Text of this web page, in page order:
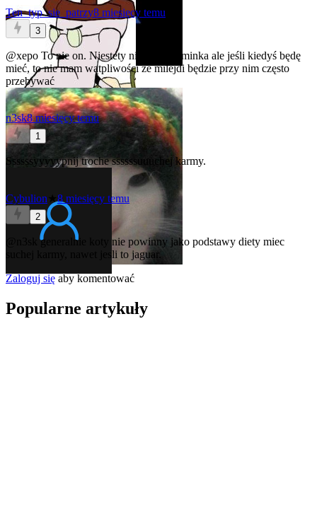
Ten_typ_sie_patrzy8 miesięcy temu
3
@xepo To nie on. Niestety nie mam kominka ale jeśli kiedyś będę
mieć, to nie mam wątpliwości że milejdi będzie przy nim często
przebywać
n3sk8 miesięcy temu
1
Ssssssyyyyypnij troche ssssssuuuchej karmy.
Cybulion ★8 miesięcy temu
2
generalnie koty nie powinny jako podstawy diety miec
suchej karmy, nawet jesli to jaguar.
Zaloguj się aby komentować
Popularne artykuły